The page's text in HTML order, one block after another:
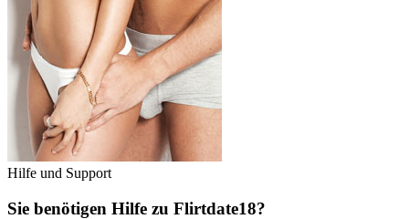
Hilfe und Support
Sie benötigen Hilfe zu Flirtdate18?